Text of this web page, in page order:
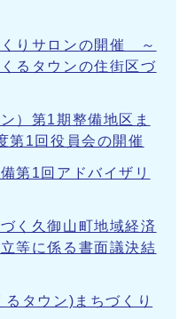
りサロンの開催 ～
るタウンの住街区づ
）第1期整備地区ま
第1回役員会の開催
第1回アドバイザリ
く久御山町地域経済
等に係る書面議決結
タウン)まちづくり